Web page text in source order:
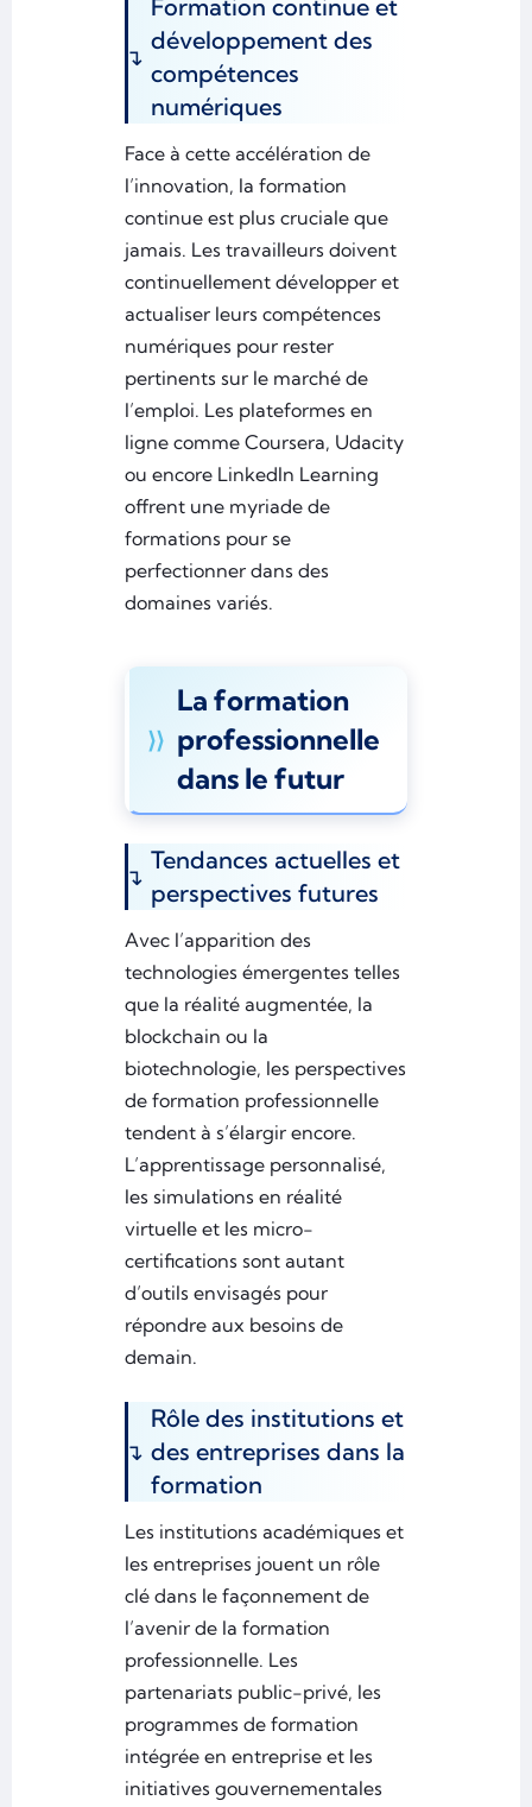
Formation continue et
développement des
compétences
numériques
Face à cette accélération de
l’innovation, la formation
continue est plus cruciale que
jamais. Les travailleurs doivent
continuellement développer et
actualiser leurs compétences
numériques pour rester
pertinents sur le marché de
l’emploi. Les plateformes en
ligne comme Coursera, Udacity
ou encore LinkedIn Learning
offrent une myriade de
formations pour se
perfectionner dans des
domaines variés.
La formation
professionnelle
dans le futur
Tendances actuelles et
perspectives futures
Avec l’apparition des
technologies émergentes telles
que la réalité augmentée, la
blockchain ou la
biotechnologie, les perspectives
de formation professionnelle
tendent à s’élargir encore.
L’apprentissage personnalisé,
les simulations en réalité
virtuelle et les micro-
certifications sont autant
d’outils envisagés pour
répondre aux besoins de
demain.
Rôle des institutions et
des entreprises dans la
formation
Les institutions académiques et
les entreprises jouent un rôle
clé dans le façonnement de
l’avenir de la formation
professionnelle. Les
partenariats public-privé, les
programmes de formation
intégrée en entreprise et les
initiatives gouvernementales